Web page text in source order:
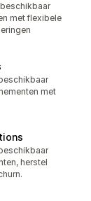
met flexibele
met
herstel